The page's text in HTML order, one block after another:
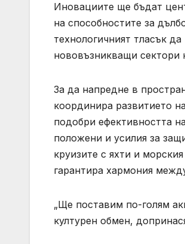
Иновациите ще бъдат
на способностите за
технологичният тласък
нововъзникващи сектори
За да напредне в
координира развитието
подобри ефективността
положени и усилия за
круизите с яхти и
гарантира хармония
„Ще поставим по-голям
културен обмен,